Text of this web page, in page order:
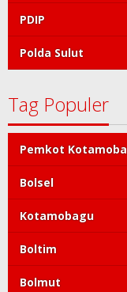
PDIP
Polda Sulut
Tag Populer
Pemkot
Bolsel
Kotamobagu
Boltim
Bolmut